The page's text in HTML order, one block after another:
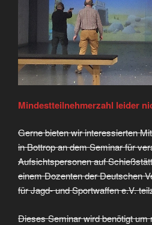
Mindestteilnehmerzahl leider
Gerne bieten wir interessierten
in Bottrop an dem Seminar für
Aufsichtspersonen auf
einem Dozenten der Deutschen
für Jagd- und Sportwaffen e.V.
Dieses Seminar wird benötigt